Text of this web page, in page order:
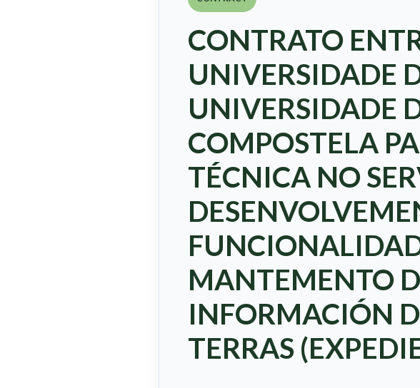
CONTRATO
UNIVERSIDADE
UNIVERSIDADE
COMPOSTELA
TÉCNICA NO
MANTEMENTO
INFORMACIÓN
TERRAS